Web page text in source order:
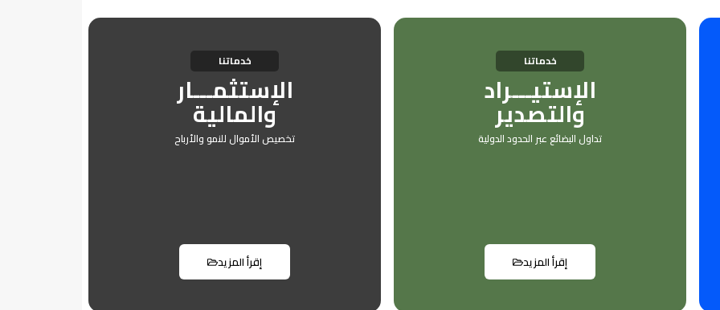
خدماتنا
الإستيـــراد
والتصدير
تداول البضائع عبر الحدود الدولية
إقرأ المزيد
خدماتنا
الإستثمـــار
والمالية
تخصيص الأموال للنمو والأرباح
إقرأ المزيد